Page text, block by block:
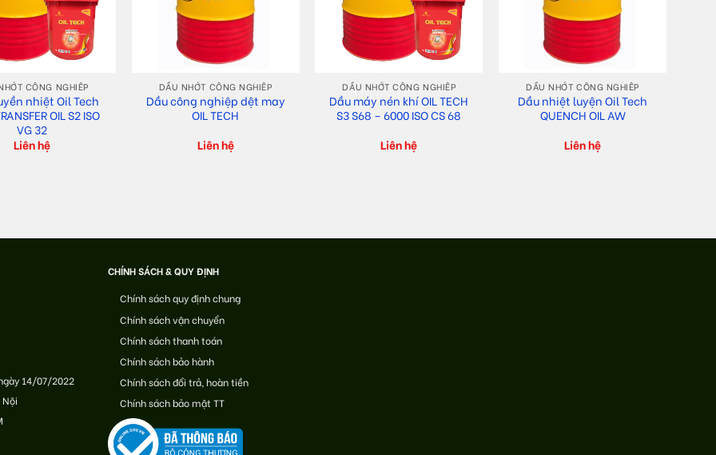
CÔNG NGHIỆP
nhiệt Oil Tech
OIL S2 ISO
VG 32
Liên hệ
DẦU NHỚT CÔNG NGHIỆP
Dầu công nghiệp dệt may
OIL TECH
Liên hệ
DẦU NHỚT CÔNG NGHIỆP
Dầu máy nén khí OIL TECH
S3 S68 – 6000 ISO CS 68
Liên hệ
DẦU NHỚT CÔNG NGHIỆP
Dầu nhiệt luyện Oil Tech
QUENCH OIL AW
Liên hệ
14/07/2022
CHÍNH SÁCH & QUY ĐỊNH
Chính sách quy định chung
Chính sách vận chuyển
Chính sách thanh toán
Chính sách bảo hành
Chính sách đổi trả, hoàn tiền
Chính sách bảo mật TT